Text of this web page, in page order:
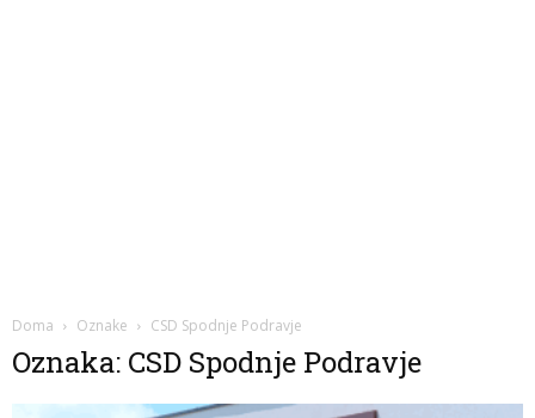
Doma Oznake CSD Spodnje Podravje
Oznaka: CSD Spodnje Podravje